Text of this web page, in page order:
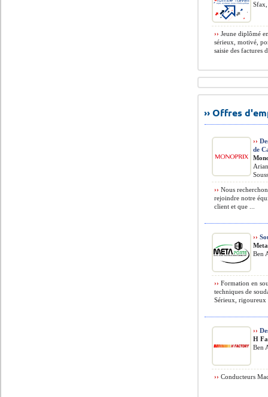
›› Jeune diplômé
sérieux, motivé,
saisie des factures
›› Offres
››
de
›› Nous
rejoindre notre
client et que ...
››
Ben
›› Formation en
techniques de
Sérieux, rigoureux
››
H
Ben
›› Conducteurs